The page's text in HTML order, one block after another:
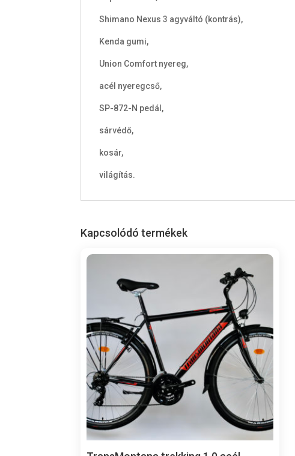
Shimano Nexus 3 agyváltó (kontrás),
Kenda gumi,
Union Comfort nyereg,
acél nyeregcső,
SP-872-N pedál,
sárvédő,
kosár,
világítás.
Kapcsolódó termékek